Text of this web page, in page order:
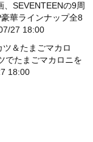
、SEVENTEENの9周
華ラインナップ全8
27 18:00
ツ＆たまごマカロ
でたまごマカロニを
18:00